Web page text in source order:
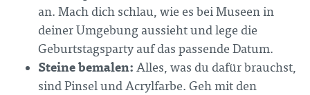
an. Mach dich schlau, wie es bei Museen in
deiner Umgebung aussieht und lege die
Geburtstagsparty auf das passende Datum.
Steine bemalen: Alles, was du dafür brauchst,
sind Pinsel und Acrylfarbe. Geh mit den